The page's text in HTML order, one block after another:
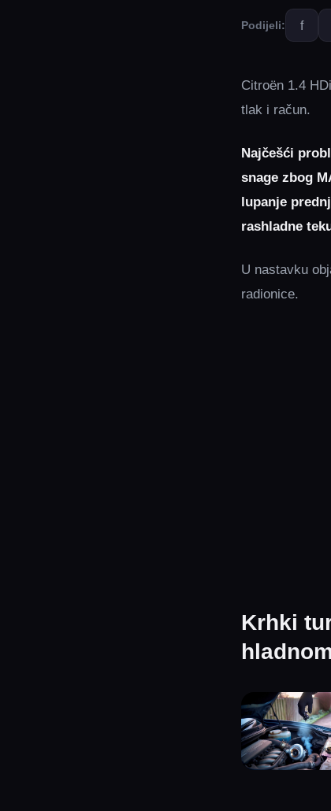
Podijeli: f
Citroën 1.4
tlak i račun.
Najčešći
snage zbog
lupanje
rashladne
U nastavku
radionice.
Krhki